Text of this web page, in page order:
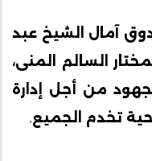
آمال الشيخ عبد
السالم
المنى،
من أجل
إدارة
تخدم الجميع.